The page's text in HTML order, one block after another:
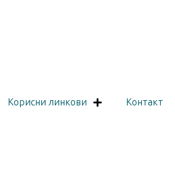
Корисни линкови Контакт